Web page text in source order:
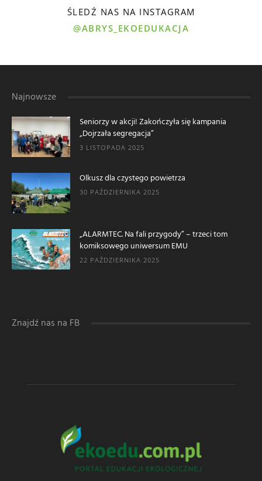
ŚLEDŹ NAS NA INSTAGRAM
@ABRYS_EKOEDUKACJA
Najnowsze
Seniorzy w akcji! Zakończyła się kampania
„Dojrzała segregacja”
3 LISTOPADA 2025
Olkusz dla czystego powietrza
30 PAŹDZIERNIKA 2025
„ALARMTEC. Na fali przygody” – trzeci tom
komiksowego uniwersum EMU
22 PAŹDZIERNIKA 2025
Znajdź nas na FB